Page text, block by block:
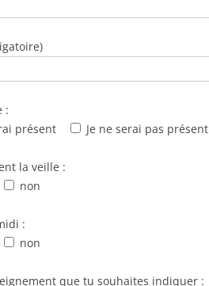
:
présent
Je ne serai pas présent
la veille :
non
:
non
que tu souhaites indiquer :